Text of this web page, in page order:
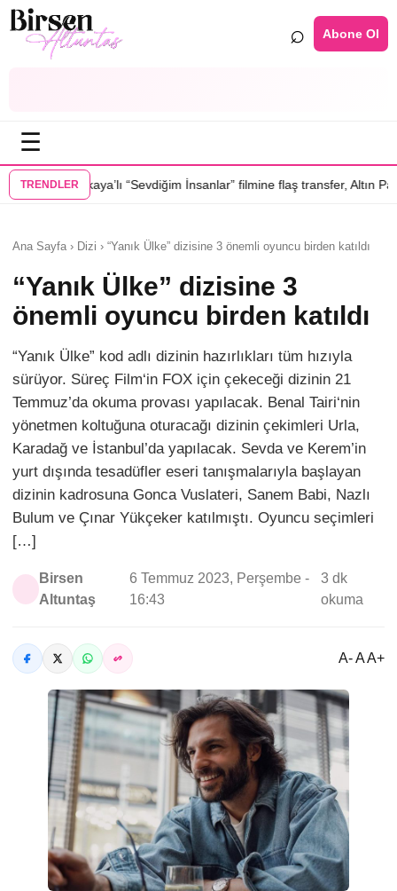
⌕ Abone Ol
☰
TRENDLER
“Sevdiğim İnsanlar” filmine flaş transfer, Altın Palmiye’li Vlad
Ana Sayfa › Dizi › “Yanık Ülke” dizisine 3 önemli oyuncu birden katıldı
“Yanık Ülke” dizisine 3
önemli oyuncu birden katıldı
“Yanık Ülke” kod adlı dizinin hazırlıkları tüm hızıyla
sürüyor. Süreç Film‘in FOX için çekeceği dizinin 21
Temmuz’da okuma provası yapılacak. Benal Tairi‘nin
yönetmen koltuğuna oturacağı dizinin çekimleri Urla,
Karadağ ve İstanbul’da yapılacak. Sevda ve Kerem’in
yurt dışında tesadüfler eseri tanışmalarıyla başlayan
dizinin kadrosuna Gonca Vuslateri, Sanem Babi, Nazlı
Bulum ve Çınar Yükçeker katılmıştı. Oyuncu seçimleri
[…]
Birsen
Altuntaş
6 Temmuz 2023, Perşembe -
16:43
3 dk
okuma
A- A A+